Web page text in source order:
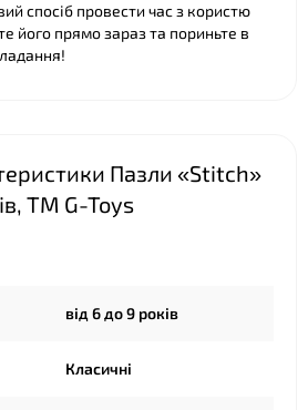
спосіб провести час з користю
його прямо зараз та пориньте в
Пазли «Stitch»
ТМ G-Toys
від 6 до 9 років
Класичні